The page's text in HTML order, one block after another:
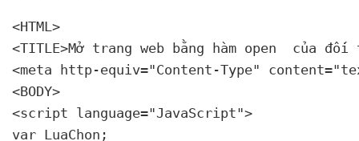
<HTML>
<TITLE>Mở trang web bằng hàm open
của đối
<meta http-equiv="Content-Type"
<BODY>
<script language="JavaScript">
var LuaChon;